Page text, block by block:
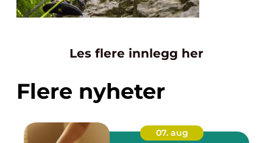
Les flere innlegg her
Flere nyheter
07. aug